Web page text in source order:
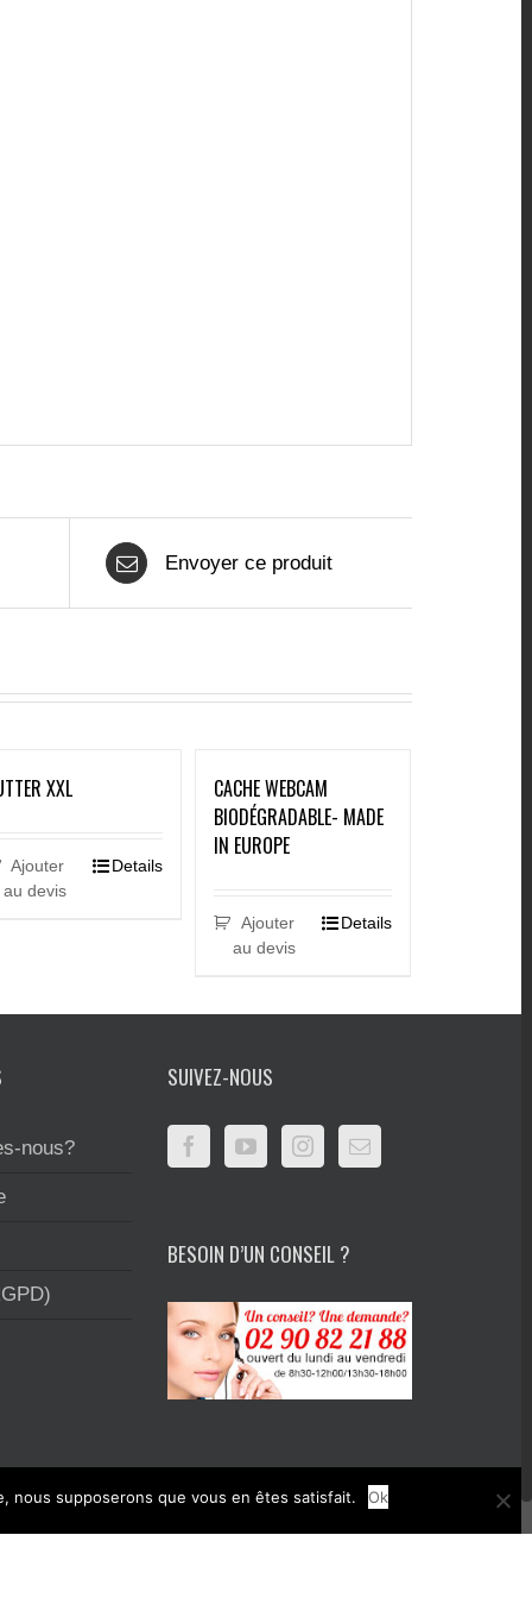
Envoyer ce produit
XXL
Ajouter
au devis
Details
CACHE WEBCAM
BIODÉGRADABLE- MADE
IN EUROPE
Ajouter
au devis
Details
nous?
SUIVEZ-NOUS
BESOIN D’UN CONSEIL ?
nous supposerons que vous en êtes satisfait. Ok